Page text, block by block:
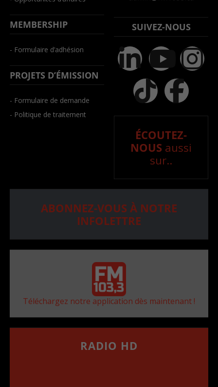
MEMBERSHIP
- Formulaire d’adhésion
PROJETS D’ÉMISSION
- Formulaire de demande
- Politique de traitement
SUIVEZ-NOUS
ÉCOUTEZ-
NOUS aussi
sur..
ABONNEZ-VOUS À NOTRE
INFOLETTRE
Téléchargez notre application dès maintenant !
RADIO HD